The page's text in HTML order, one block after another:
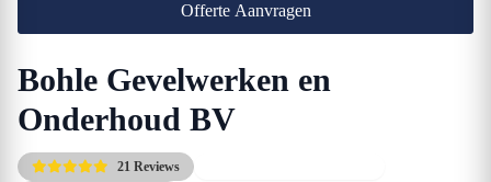
Offerte Aanvragen
Bohle Gevelwerken en
Onderhoud BV
21 Reviews